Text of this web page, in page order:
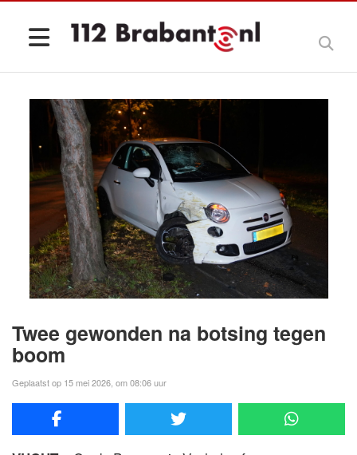
Twee gewonden na botsing tegen
boom
Geplaatst op 15 mei 2026, om 08:06 uur